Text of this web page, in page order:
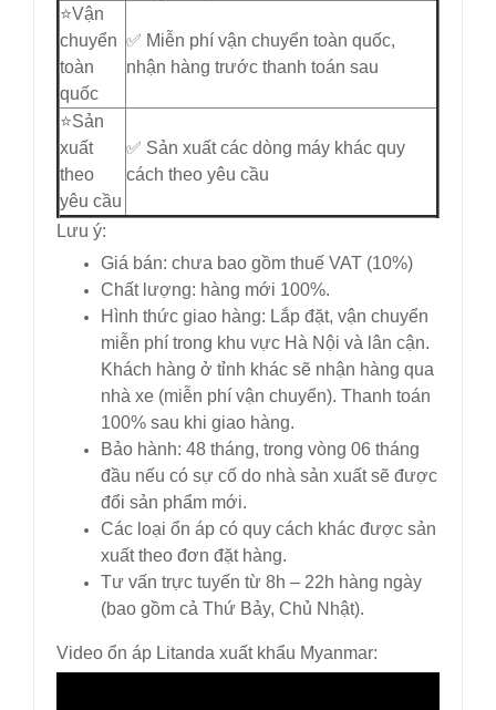
⭐️Vận
chuyển
toàn
quốc
✅ Miễn phí vận chuyển toàn quốc,
nhận hàng trước thanh toán sau
⭐️Sản
xuất
theo
yêu cầu
✅ Sản xuất các dòng máy khác quy
cách theo yêu cầu
Lưu ý:
Giá bán: chưa bao gồm thuế VAT (10%)
Chất lượng: hàng mới 100%.
Hình thức giao hàng: Lắp đặt, vận chuyển
miễn phí trong khu vực Hà Nội và lân cận.
Khách hàng ở tỉnh khác sẽ nhận hàng qua
nhà xe (miễn phí vận chuyển). Thanh toán
100% sau khi giao hàng.
Bảo hành: 48 tháng, trong vòng 06 tháng
đầu nếu có sự cố do nhà sản xuất sẽ được
đổi sản phẩm mới.
Các loại ổn áp có quy cách khác được sản
xuất theo đơn đặt hàng.
Tư vấn trực tuyến từ 8h – 22h hàng ngày
(bao gồm cả Thứ Bảy, Chủ Nhật).
Video ổn áp Litanda xuất khẩu Myanmar: